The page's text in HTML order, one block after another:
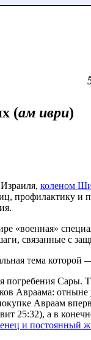
(ам иври)
коленом
профилактику
связанные с
тема которой
погребения Сары.
Авраама:
Авраам
25:32), а в
и постоянный